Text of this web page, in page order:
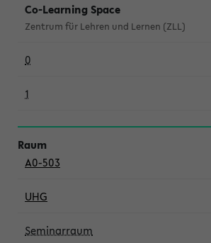
Co-Learning Space
Zentrum für Lehren und Lernen (ZLL)
0
1
A0-503
UHG
Seminarraum